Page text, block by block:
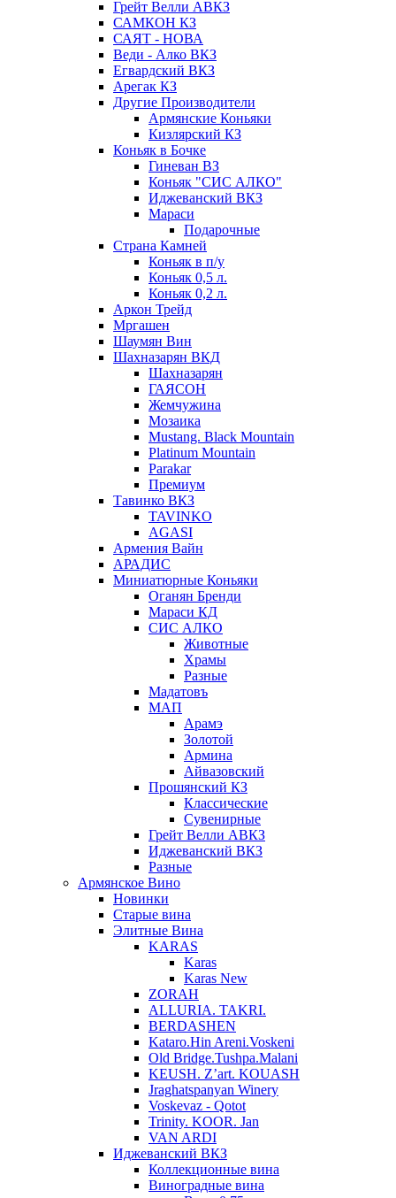
Грейт Велли АВКЗ
САМКОН КЗ
САЯТ - НОВА
Веди - Алко ВКЗ
Егвардский ВКЗ
Арегак КЗ
Другие Производители
Армянские Коньяки
Кизлярский КЗ
Коньяк в Бочке
Гиневан ВЗ
Коньяк "СИС АЛКО"
Иджеванский ВКЗ
Мараси
Подарочные
Страна Камней
Коньяк в п/у
Коньяк 0,5 л.
Коньяк 0,2 л.
Аркон Трейд
Мргашен
Шаумян Вин
Шахназарян ВКД
Шахназарян
ГАЯСОН
Жемчужина
Мозаика
Mustang. Black Mountain
Platinum Mountain
Parakar
Премиум
Тавинко ВКЗ
TAVINKO
AGASI
Армения Вайн
АРАДИС
Миниатюрные Коньяки
Оганян Бренди
Мараси КД
СИС АЛКО
Животные
Храмы
Разные
Мадатовъ
МАП
Арамэ
Золотой
Армина
Айвазовский
Прошянский КЗ
Классические
Сувенирные
Грейт Велли АВКЗ
Иджеванский ВКЗ
Разные
Армянское Вино
Новинки
Старые вина
Элитные Вина
KARAS
Karas
Karas New
ZORAH
ALLURIA. TAKRI.
BERDASHEN
Kataro.Hin Areni.Voskeni
Old Bridge.Tushpa.Malani
KEUSH. Z’art. KOUASH
Jraghatspanyan Winery
Voskevaz - Qotot
Trinity. KOOR. Jan
VAN ARDI
Иджеванский ВКЗ
Коллекционные вина
Виноградные вина